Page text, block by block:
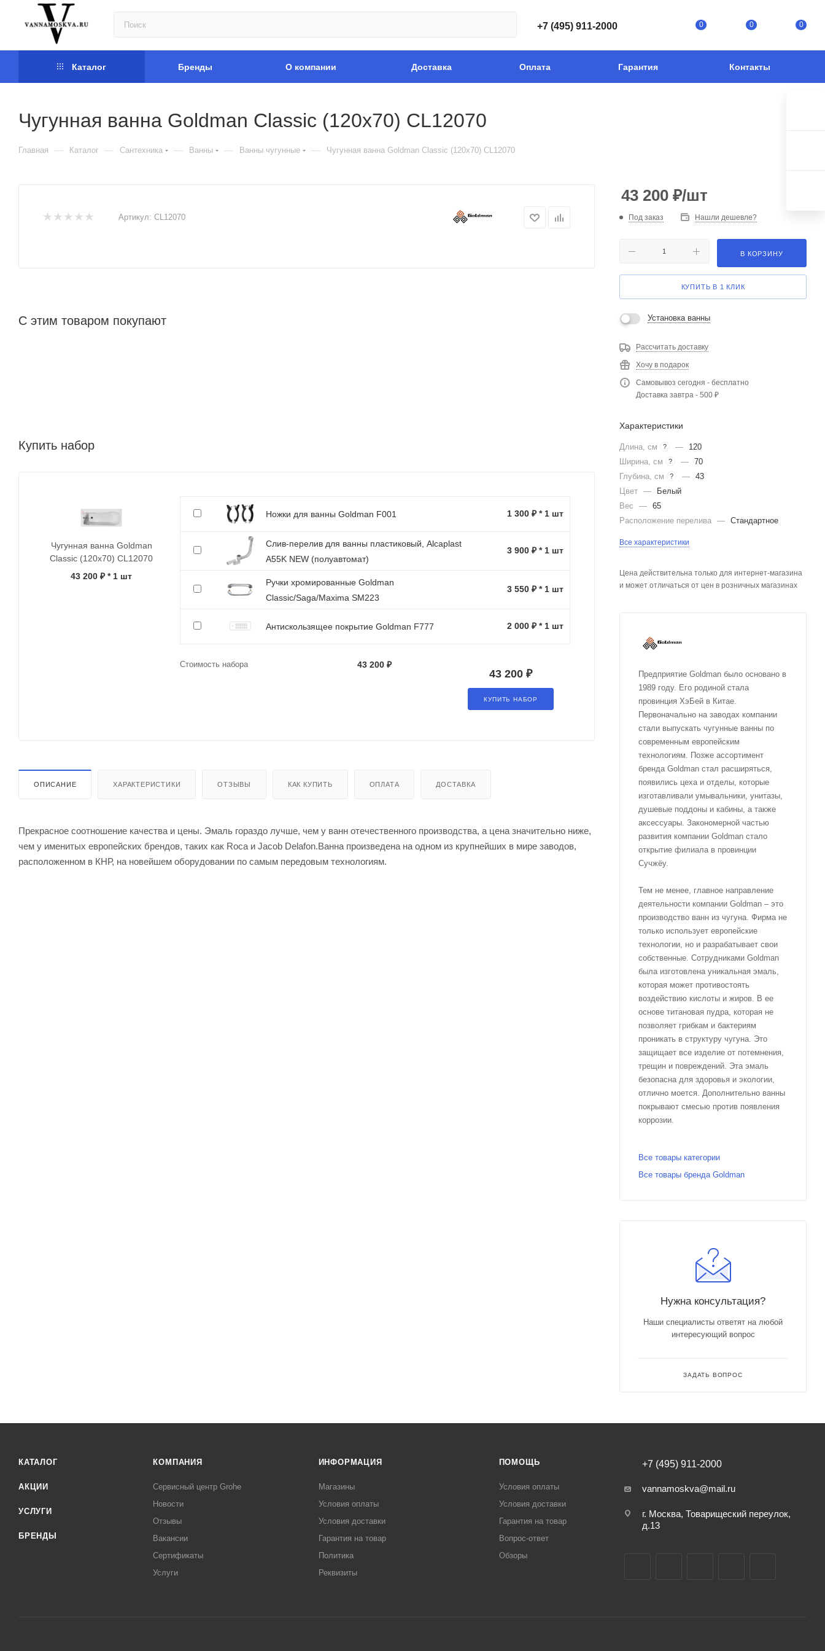
+7 (495) 911-2000 0 0 0
Каталог Бренды О компании Доставка Оплата Гарантия Контакты
Чугунная ванна Goldman Classic (120x70) CL12070
Главная — Каталог — Сантехника — Ванны — Ванны чугунные — Чугунная ванна Goldman Classic (120x70) CL12070
Артикул: CL12070
С этим товаром покупают
Купить набор
Чугунная ванна Goldman
Classic (120x70) CL12070
43 200 ₽ * 1 шт
Ножки для ванны Goldman F001 1 300 ₽ * 1 шт
Слив-перелив для ванны пластиковый, Alcaplast
A55K NEW (полуавтомат)
3 900 ₽ * 1 шт
Ручки хромированные Goldman
Classic/Saga/Maxima SM223
3 550 ₽ * 1 шт
Антискользящее покрытие Goldman F777 2 000 ₽ * 1 шт
Стоимость набора 43 200 ₽
43 200 ₽
КУПИТЬ НАБОР
ОПИСАНИЕ ХАРАКТЕРИСТИКИ ОТЗЫВЫ КАК КУПИТЬ ОПЛАТА ДОСТАВКА
Прекрасное соотношение качества и цены. Эмаль гораздо лучше, чем у ванн отечественного производства, а цена значительно ниже,
чем у именитых европейских брендов, таких как Roca и Jacob Delafon.Ванна произведена на одном из крупнейших в мире заводов,
расположенном в КНР, на новейшем оборудовании по самым передовым технологиям.
43 200 ₽/шт
Под заказ Нашли дешевле?
В КОРЗИНУ
КУПИТЬ В 1 КЛИК
Установка ванны
Рассчитать доставку
Хочу в подарок
Самовывоз сегодня - бесплатно
Доставка завтра - 500 ₽
Характеристики
Длина, см ? —
120
Ширина, см
? — 70
Глубина, см
? — 43
Цвет —
Белый
Вес
— 65
Расположение перелива — Стандартное
Все характеристики
Цена действительна только для интернет-магазина
и может отличаться от цен в розничных магазинах
Предприятие Goldman было основано в
1989 году. Его родиной стала
провинция ХэБей в Китае.
Первоначально на заводах компании
стали выпускать чугунные ванны по
современным европейским
технологиям. Позже ассортимент
бренда Goldman стал расширяться,
появились цеха и отделы, которые
изготавливали умывальники, унитазы,
душевые поддоны и кабины, а также
аксессуары. Закономерной частью
развития компании Goldman стало
открытие филиала в провинции
Сучжёу.
Тем не менее, главное направление
деятельности компании Goldman – это
производство ванн из чугуна. Фирма не
только использует европейские
технологии, но и разрабатывает свои
собственные. Сотрудниками Goldman
была изготовлена уникальная эмаль,
которая может противостоять
воздействию кислоты и жиров. В ее
основе титановая пудра, которая не
позволяет грибкам и бактериям
проникать в структуру чугуна. Это
защищает все изделие от потемнения,
трещин и повреждений. Эта эмаль
безопасна для здоровья и экологии,
отлично моется. Дополнительно ванны
покрывают смесью против появления
коррозии.
Все товары категории
Все товары бренда Goldman
Нужна консультация?
Наши специалисты ответят на любой
интересующий вопрос
ЗАДАТЬ ВОПРОС
КАТАЛОГ
АКЦИИ
УСЛУГИ
БРЕНДЫ
КОМПАНИЯ
Сервисный центр Grohe
Новости
Отзывы
Вакансии
Сертификаты
Услуги
ИНФОРМАЦИЯ
Магазины
Условия оплаты
Условия доставки
Гарантия на товар
Политика
Реквизиты
ПОМОЩЬ
Условия оплаты
Условия доставки
Гарантия на товар
Вопрос-ответ
Обзоры
+7 (495) 911-2000
vannamoskva@mail.ru
г. Москва, Товарищеский переулок,
д.13